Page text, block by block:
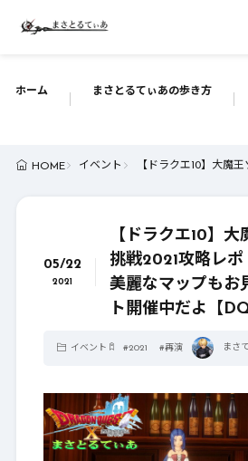
ホーム まさとるてぃあの歩き方
HOME イベント 【ドラクエ10】大魔
05/22
2021
【ドラクエ10】
挑戦2021攻略レ
美麗なマップもお
ト開催中だよ【
イベント #2021 #再演 まさ